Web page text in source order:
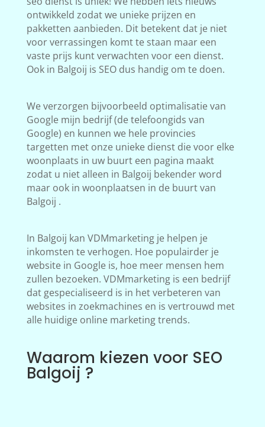
ontwikkeld zodat we unieke prijzen en
pakketten aanbieden. Dit betekent dat je niet
voor verrassingen komt te staan maar een
vaste prijs kunt verwachten voor een dienst.
Ook in Balgoij is SEO dus handig om te doen.
We verzorgen bijvoorbeeld optimalisatie van
Google mijn bedrijf (de telefoongids van
Google) en kunnen we hele provincies
targetten met onze unieke dienst die voor elke
woonplaats in uw buurt een pagina maakt
zodat u niet alleen in Balgoij bekender word
maar ook in woonplaatsen in de buurt van
Balgoij .
In Balgoij kan VDMmarketing je helpen je
inkomsten te verhogen. Hoe populairder je
website in Google is, hoe meer mensen hem
zullen bezoeken. VDMmarketing is een bedrijf
dat gespecialiseerd is in het verbeteren van
websites in zoekmachines en is vertrouwd met
alle huidige online marketing trends.
Waarom kiezen voor SEO
Balgoij ?